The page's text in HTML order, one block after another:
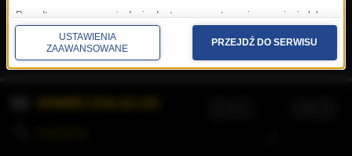
Prywatność.Aplikacje.© 2026 Radio Muzyka
Fakty Grupa RMF sp. z o.o. sp. k.
Ponadto masz prawo żądania dostępu, sprostowania, usunięcia lub
ograniczenia przetwarzania danych, a także złożenia skargi do
Prezesa Urzędu Ochrony Danych Osobowych. W polityce prywatności
znajdziesz informacje jak wykonać swoje prawa. Szczegółowe
informacje na temat przetwarzania Twoich danych znajdują się w
USTAWIENIA
ZAAWANSOWANE
PRZEJDŹ DO SERWISU